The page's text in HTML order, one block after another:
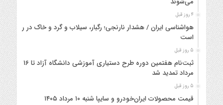
4 روز قبل
هواشناسی ایران / هشدار نارنجی؛ رگبار، سیلاب و گرد و خاک در راه
است
5 روز قبل
ثبت‌نام هفتمین دوره طرح دستیاری آموزشی دانشگاه آزاد تا ۱۶
مرداد تمدید شد
5 روز قبل
قیمت محصولات ایران‌خودرو و سایپا شنبه ۱۰ مرداد ۱۴۰۵